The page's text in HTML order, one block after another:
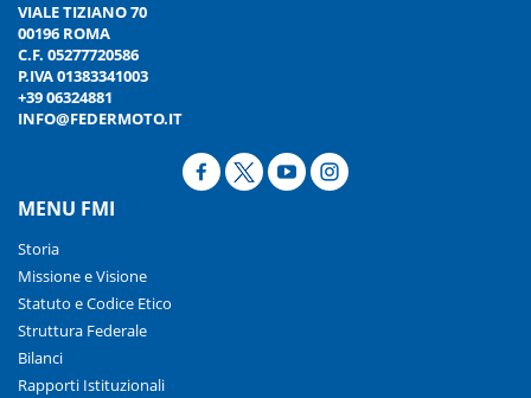
VIALE TIZIANO 70
00196 ROMA
C.F. 05277720586
P.IVA 01383341003
+39 06324881
INFO@FEDERMOTO.IT
MENU FMI
Storia
Missione e Visione
Statuto e Codice Etico
Struttura Federale
Bilanci
Rapporti Istituzionali